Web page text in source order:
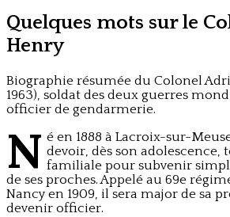
Quelques mots sur le
Henry
Biographie résumée du Colonel
1963), soldat des deux guerres
officier de gendarmerie.
N é en 1888 à Lacroix-sur-
devoir, dès son adolescence,
familiale pour subvenir
de ses proches. Appelé au 69e
Nancy en 1909, il sera major de sa
devenir officier.